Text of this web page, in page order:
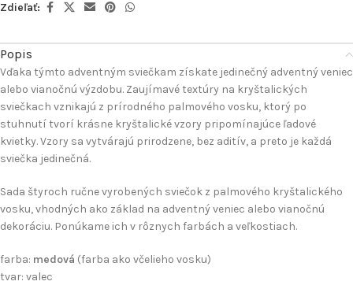
Zdieľať:
Popis
Vďaka týmto adventným sviečkam získate jedinečný adventný veniec
alebo vianočnú výzdobu. Zaujímavé textúry na kryštalických
sviečkach vznikajú z prírodného palmového vosku, ktorý po
stuhnutí tvorí krásne kryštalické vzory pripomínajúce ľadové
kvietky. Vzory sa vytvárajú prirodzene, bez aditív, a preto je každá
sviečka jedinečná.
Sada štyroch ručne vyrobených sviečok z palmového kryštalického
vosku, vhodných ako základ na adventný veniec alebo vianočnú
dekoráciu. Ponúkame ich v rôznych farbách a veľkostiach.
farba: medová (farba ako včelieho vosku)
tvar: valec